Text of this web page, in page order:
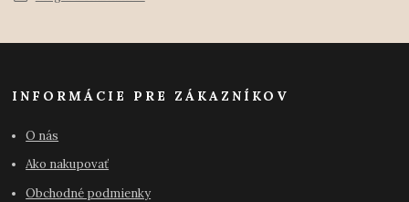
INFORMÁCIE PRE ZÁKAZNÍKOV
O nás
Ako nakupovať
Obchodné podmienky